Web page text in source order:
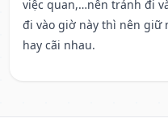
việc quan,…nên tránh đi
đi vào giờ này thì nên giữ
hay cãi nhau.